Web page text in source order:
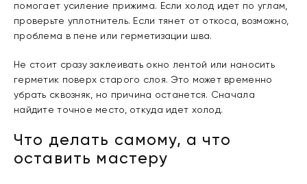
помогает усиление прижима. Если холод идет по углам,
проверьте уплотнитель. Если тянет от откоса, возможно,
проблема в пене или герметизации шва.
Не стоит сразу заклеивать окно лентой или наносить
герметик поверх старого слоя. Это может временно
убрать сквозняк, но причина останется. Сначала
найдите точное место, откуда идет холод.
Что делать самому, а что
оставить мастеру